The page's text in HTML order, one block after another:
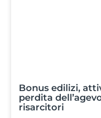
Bonus edilizi,
perdita
risarcitori